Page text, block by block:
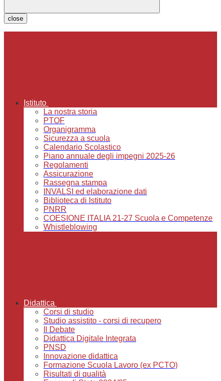
close
Istituto
La nostra storia
PTOF
Organigramma
Sicurezza a scuola
Calendario Scolastico
Piano annuale degli impegni 2025-26
Regolamenti
Assicurazione
Rassegna stampa
INVALSI ed elaborazione dati
Biblioteca di Istituto
PNRR
COESIONE ITALIA 21-27 Scuola e Competenze
Whistleblowing
Didattica
Corsi di studio
Studio assistito - corsi di recupero
Il Debate
Didattica Digitale Integrata
PNSD
Innovazione didattica
Formazione Scuola Lavoro (ex PCTO)
Risultati di qualità